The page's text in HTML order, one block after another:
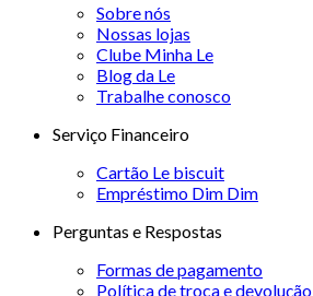
Sobre nós
Nossas lojas
Clube Minha Le
Blog da Le
Trabalhe conosco
Serviço Financeiro
Cartão Le biscuit
Empréstimo Dim Dim
Perguntas e Respostas
Formas de pagamento
Política de troca e devolução